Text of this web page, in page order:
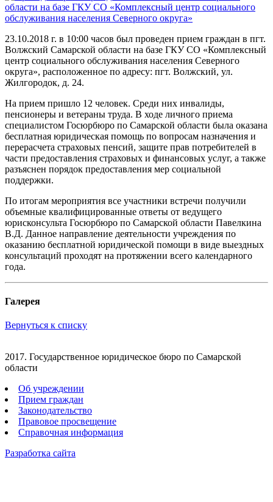
23.10.2018 г. в 10:00 часов был проведен прием граждан в пгт.
Волжский Самарской области на базе ГКУ СО «Комплексный
центр социального обслуживания населения Северного
округа», расположенное по адресу: пгт. Волжский, ул.
Жилгородок, д. 24.
На прием пришло 12 человек. Среди них инвалиды,
пенсионеры и ветераны труда. В ходе личного приема
специалистом Госюрбюро по Самарской области была оказана
бесплатная юридическая помощь по вопросам назначения и
перерасчета страховых пенсий, защите прав потребителей в
части предоставления страховых и финансовых услуг, а также
разъяснен порядок предоставления мер социальной
поддержки.
По итогам мероприятия все участники встречи получили
объемные квалифицированные ответы от ведущего
юрисконсульта Госюрбюро по Самарской области Павелкина
В.Д. Данное направление деятельности учреждения по
оказанию бесплатной юридической помощи в виде выездных
консультаций проходят на протяжении всего календарного
года.
Галерея
Вернуться к списку
2017. Государственное юридическое бюро по Самарской
области
Об учреждении
Прием граждан
Законодательство
Правовое просвещение
Справочная информация
Разработка сайта